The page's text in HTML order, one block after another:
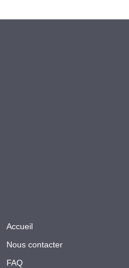
Accueil
Nous contacter
FAQ